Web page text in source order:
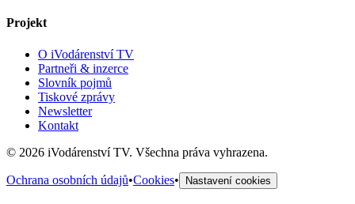
Projekt
O iVodárenství TV
Partneři & inzerce
Slovník pojmů
Tiskové zprávy
Newsletter
Kontakt
© 2026 iVodárenství TV. Všechna práva vyhrazena.
Ochrana osobních údajů•Cookies• Nastavení cookies